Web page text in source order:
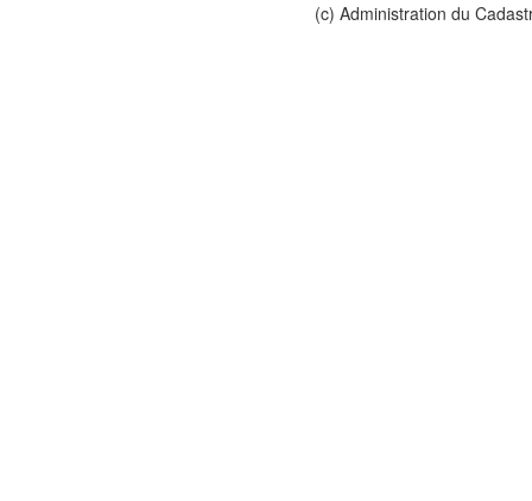
(c) Administration du